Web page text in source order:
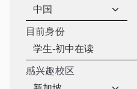
目前身份
感兴趣校区